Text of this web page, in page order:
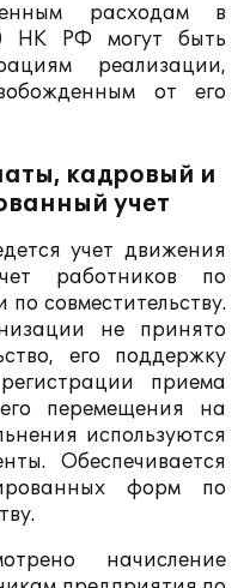
расходам в
НК РФ могут быть
реализации,
от его
кадровый и
учет
учет движения
работников по
совместительству.
не принято
его поддержку
приема
перемещения на
используются
Обеспечивается
форм по
начисление